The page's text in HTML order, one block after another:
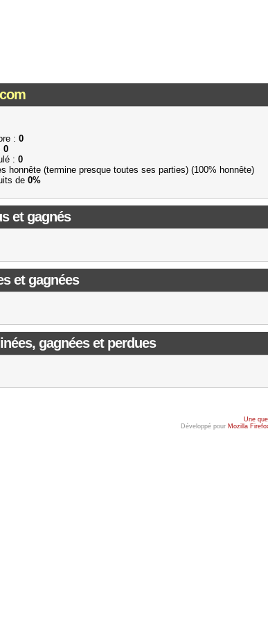
: 0
0
: 0
honnête (termine presque toutes ses parties) (100% honnête)
de 0%
et gagnés
et gagnées
gagnées et perdues
Une
Développé pour Mozilla